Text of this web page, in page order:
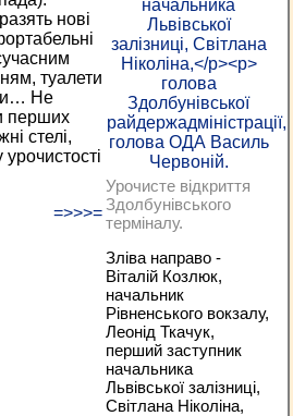
Урочисте відкриття
Здолбунівського
терміналу.
Зліва направо -
Віталій Козлюк,
начальник
Рівненського вокзалу,
Леонід Ткачук,
перший заступник
начальника
Львівської залізниці,
Світлана Ніколіна,
нові
туалети
Не
перших
стелі,
=>>>=